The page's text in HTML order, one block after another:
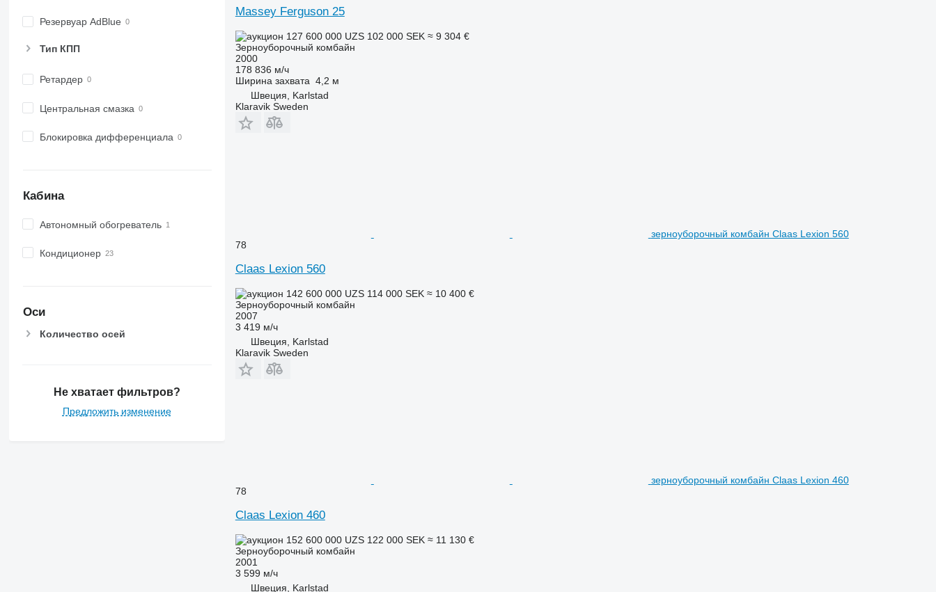
Резервуар AdBlue
Тип КПП
Ретардер
Центральная смазка
Блокировка дифференциала
Кабина
Автономный обогреватель
Кондиционер
Оси
Количество осей
Не хватает фильтров?
Предложить изменение
Massey Ferguson 25
127 600 000 UZS 102 000 SEK ≈ 9 304 €
Зерноуборочный комбайн
2000
178 836 м/ч
Ширина захвата 4,2 м
Швеция, Karlstad
Klaravik Sweden
зерноуборочный комбайн Claas Lexion 560
78
Claas Lexion 560
142 600 000 UZS 114 000 SEK ≈ 10 400 €
Зерноуборочный комбайн
2007
3 419 м/ч
Швеция, Karlstad
Klaravik Sweden
зерноуборочный комбайн Claas Lexion 460
78
Claas Lexion 460
152 600 000 UZS 122 000 SEK ≈ 11 130 €
Зерноуборочный комбайн
2001
3 599 м/ч
Швеция, Karlstad